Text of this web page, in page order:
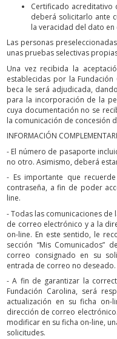
Certificado acreditativo
deberá solicitarlo ante
la veracidad del dato
Las personas
unas pruebas selectivas
Una vez recibida la
establecidas por la
beca le será adjudicada,
para la incorporación de la
cuya documentación no se
la comunicación de concesión
INFORMACIÓN
- El número de pasaporte
no otro. Asimismo, deberá
- Es importante que
contraseña, a fin de poder
line.
- Todas las comunicaciones de
de correo electrónico y a la
on-line. En este sentido, le
sección “Mis Comunicados”
correo consignado en su
entrada de correo no deseado.
- A fin de garantizar la
Fundación Carolina, será
actualización en su ficha
dirección de correo
modificar en su ficha on-line,
solicitudes.